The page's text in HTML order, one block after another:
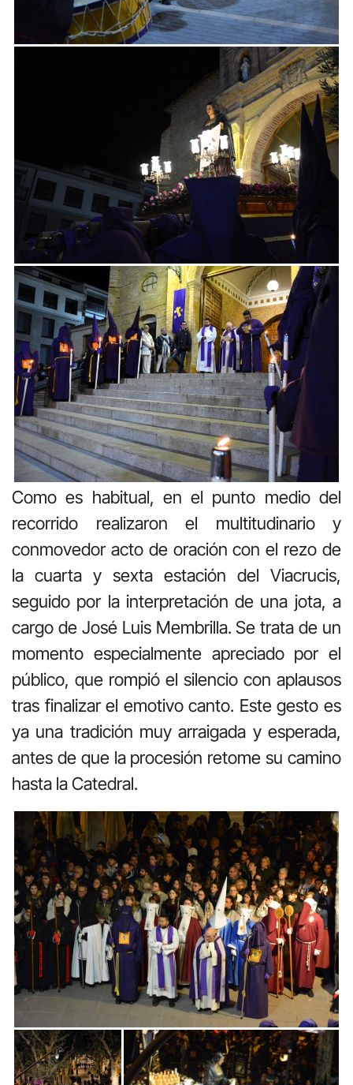
Como es habitual, en el punto medio del
recorrido realizaron el multitudinario y
conmovedor acto de oración con el rezo de
la cuarta y sexta estación del Viacrucis,
seguido por la interpretación de una jota, a
cargo de José Luis Membrilla. Se trata de un
momento especialmente apreciado por el
público, que rompió el silencio con aplausos
tras finalizar el emotivo canto. Este gesto es
ya una tradición muy arraigada y esperada,
antes de que la procesión retome su camino
hasta la Catedral.